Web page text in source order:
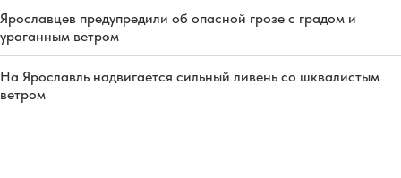
Ярославцев предупредили об опасной грозе с градом и
ураганным ветром
На Ярославль надвигается сильный ливень со шквалистым
ветром